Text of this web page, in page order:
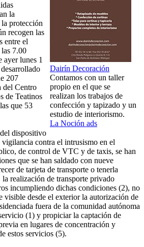
Dairín Decoración
Contamos con un taller
propio en el que se
realizan los trabajos de
confección y tapizado y un
estudio de interiorismo.
La Noción ads
la
protección
recogen las
entre el
7.00
ayer lunes 1
207
del Centro
de Teatinos
que 53
dispositivo
contra el intrusismo en el
de control de VTC y de taxis, se han
que se han saldado con nueve
de tarjeta de transporte o tenerla
realización de transporte privado
incumpliendo dichas condiciones (2), no
visible desde el exterior la autorización de
fuera de la comunidad autónoma
(1) y propiciar la captación de
en lugares de concentración y
estos servicios (5).